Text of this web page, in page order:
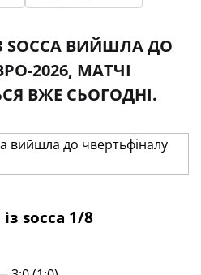
SOCCA ВИЙШЛА ДО
2026, МАТЧІ
ВЖЕ СЬОГОДНІ.
socca 1/8